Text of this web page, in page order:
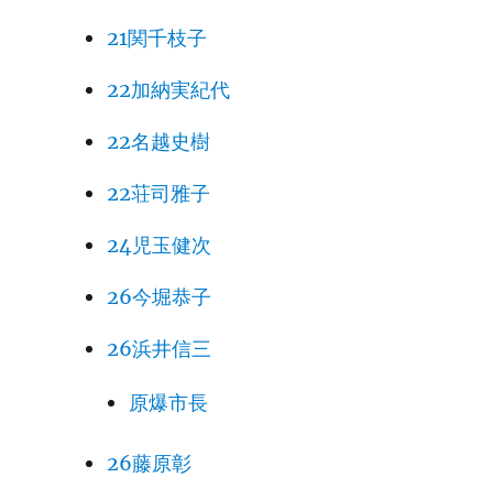
21関千枝子
22加納実紀代
22名越史樹
22荘司雅子
24児玉健次
26今堀恭子
26浜井信三
原爆市長
26藤原彰